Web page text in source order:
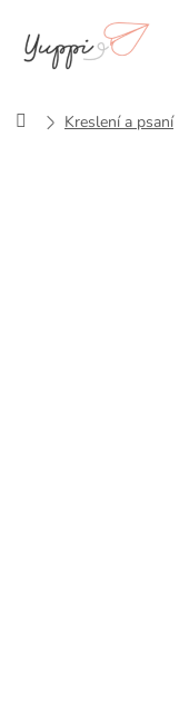
obsah
DomůKreslení a psaní